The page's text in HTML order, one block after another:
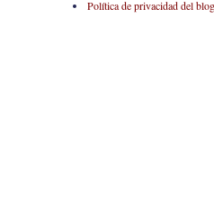
Política de privacidad del